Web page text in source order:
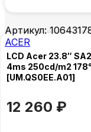
Артикул:
ACER
LCD Acer 23.8″
4ms 250cd/m2
[UM.QS0EE.A01]
12 260 ₽